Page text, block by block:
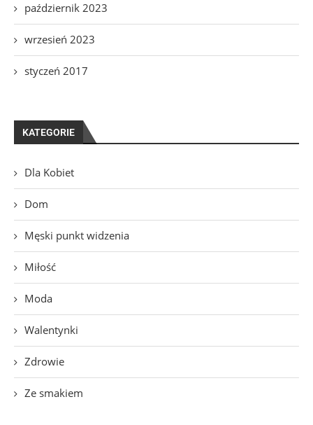
październik 2023
wrzesień 2023
styczeń 2017
KATEGORIE
Dla Kobiet
Dom
Męski punkt widzenia
Miłość
Moda
Walentynki
Zdrowie
Ze smakiem